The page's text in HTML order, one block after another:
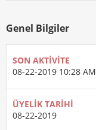
Genel Bilgiler
SON AKTIVITE
08-22-2019 10:28 AM
ÜYELIK TARIHI
08-22-2019